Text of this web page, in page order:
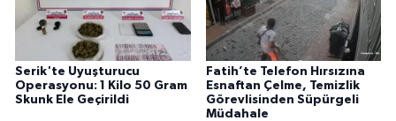
Serik'te Uyuşturucu
Operasyonu: 1 Kilo 50 Gram
Skunk Ele Geçirildi
Fatih’te Telefon Hırsızına
Esnaftan Çelme, Temizlik
Görevlisinden Süpürgeli
Müdahale